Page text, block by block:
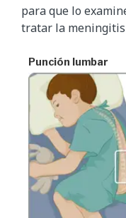
para que lo
tratar la meningitis
Punción lumbar